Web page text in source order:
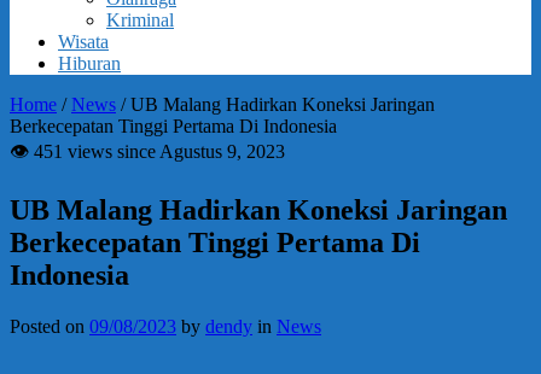
Kriminal
Wisata
Hiburan
Home /News /UB Malang Hadirkan Koneksi Jaringan
Berkecepatan Tinggi Pertama Di Indonesia
👁 451 views since Agustus 9, 2023
UB Malang Hadirkan Koneksi Jaringan
Berkecepatan Tinggi Pertama Di
Indonesia
Posted on 09/08/2023 by dendy in News